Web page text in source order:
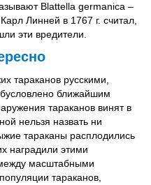
Blattella germanica –
Линней в 1767 г. считал,
эти вредители.
тараканов русскими,
ближайшим
тараканов винят в
нельзя назвать ни
тараканы расплодились
наградили этими
масштабными
тараканов,